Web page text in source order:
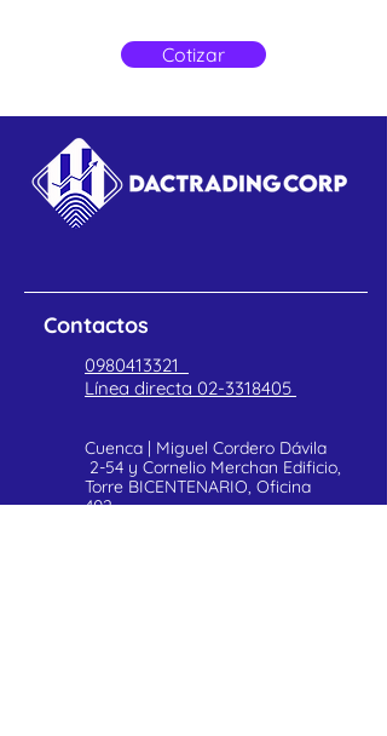
KC200/200BCotizar
Contactos
0980413321
Línea directa 02-3318405
Cuenca | Miguel Cordero Dávila
2-54 y Cornelio Merchan Edificio,
Torre BICENTENARIO, Oficina
402